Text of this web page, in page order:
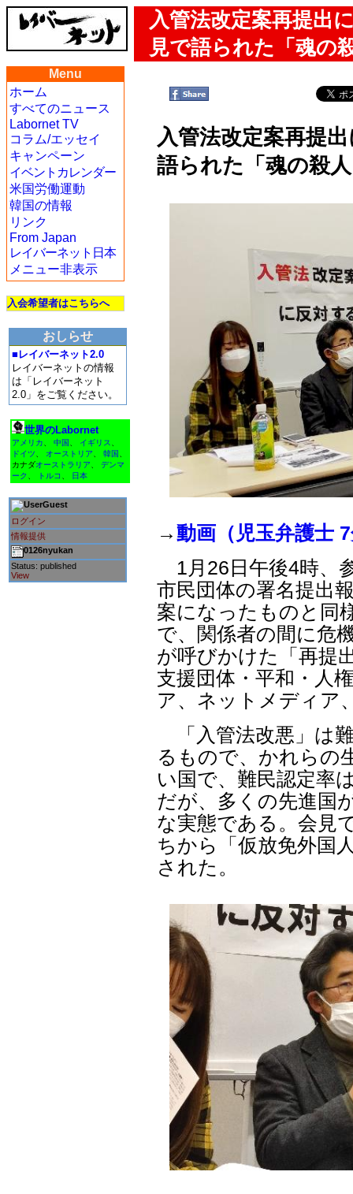
入管法改定案再提出
見で語られた「魂の
Menu
ホーム
すべてのニュース
Labornet TV
コラム/エッセイ
キャンペーン
イベントカレンダー
米国労働運動
韓国の情報
リンク
From Japan
レイバーネット日本
メニュー非表示
入会希望者はこちらへ
おしらせ
■レイバーネット2.0
レイバーネットの情報
は「レイバーネット
2.0」をご覧ください。
世界のLabornet
アメリカ 中国 イギリス
ドイツ
オーストリア 韓国
カナダオーストラリア
デンマ
ーク
トルコ 日本
Guest
ログイン
情報提供
0126nyukan
Status: published
View
入管法改定案再提
語られた「魂の殺
→動画（児玉弁護士
1月26日午後4時、
市民団体の署名提出
案になったものと同
で、関係者の間に危
が呼びかけた「再提
支援団体・平和・人
ア、ネットメディア
「入管法改悪」は
るもので、かれらの
い国で、難民認定率
だが、多くの先進国
な実態である。会見
ちから「仮放免外国
された。